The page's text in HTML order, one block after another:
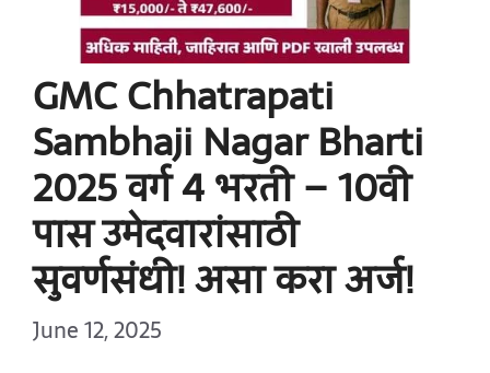
GMC Chhatrapati
Sambhaji Nagar Bharti
2025 वर्ग 4 भरती – 10वी
पास उमेदवारांसाठी
सुवर्णसंधी! असा करा अर्ज!
June 12, 2025